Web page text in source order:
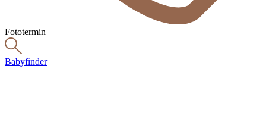
Fototermin
Babyfinder